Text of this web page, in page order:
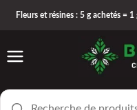
Fleurs et résines : 5 g achetés =